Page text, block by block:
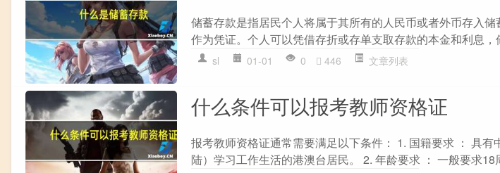
储蓄存款是指居民个人将属于其所有的人民币或者外币存入
作为凭证。个人可以凭借存折或存单支取存款的本金和利息，
sl 01-01 0 446 文章列表
什么条件可以报考教师资格证
报考教师资格证通常需要满足以下条件： 1. 国籍要求 ： 具
陆）学习工作生活的港澳台居民。 2. 年龄要求 ： 一般要求18